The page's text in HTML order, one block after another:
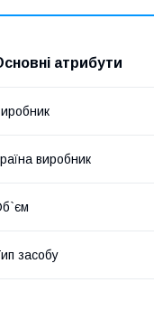
атрибути
виробник
засобу